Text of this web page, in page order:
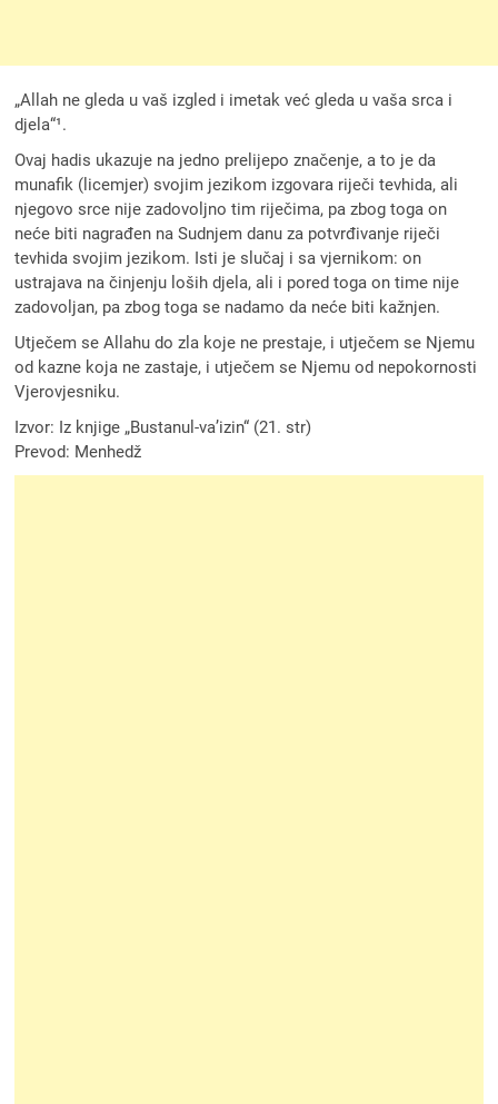
„Allah ne gleda u vaš izgled i imetak već gleda u vaša srca i
djela“¹.
Ovaj hadis ukazuje na jedno prelijepo značenje, a to je da
munafik (licemjer) svojim jezikom izgovara riječi tevhida, ali
njegovo srce nije zadovoljno tim riječima, pa zbog toga on
neće biti nagrađen na Sudnjem danu za potvrđivanje riječi
tevhida svojim jezikom. Isti je slučaj i sa vjernikom: on
ustrajava na činjenju loših djela, ali i pored toga on time nije
zadovoljan, pa zbog toga se nadamo da neće biti kažnjen.
Utječem se Allahu do zla koje ne prestaje, i utječem se Njemu
od kazne koja ne zastaje, i utječem se Njemu od nepokornosti
Vjerovjesniku.
Izvor: Iz knjige „Bustanul-va’izin“ (21. str)
Prevod: Menhedž